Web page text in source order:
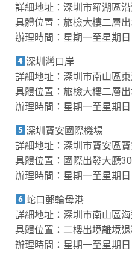
詳細地址：深圳市羅湖區
具體位置：旅檢大樓二層
辦理時間：星期一至星期
深圳灣口岸
詳細地址：深圳市南山區
具體位置：旅檢大樓二層
辦理時間：星期一至星期
深圳寶安國際機場
詳細地址：深圳市寶安區
具體位置：國際出發大廳
辦理時間：星期一至星期
蛇口郵輪母港
詳細地址：深圳市南山區
具體位置：二樓出境離境
辦理時間：星期一至星期